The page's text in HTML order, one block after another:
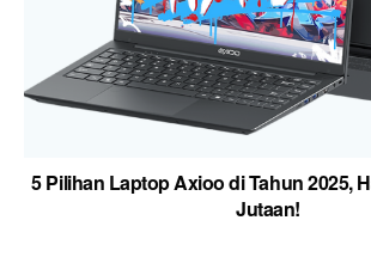
5 Pilihan Laptop Axioo di Tahun 2025,
Jutaan!